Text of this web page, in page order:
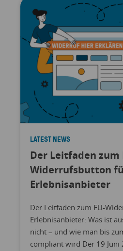
LATEST NEWS
Der Leitfaden zum
Widerrufsbutton
Erlebnisanbieter
Der Leitfaden zum EU-
Erlebnisanbieter: Was ist
nicht – und wie man bis
compliant wird Der 19 Juni